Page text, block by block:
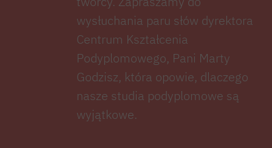
wysłuchania paru słów dyrektora
Centrum Kształcenia
Podyplomowego, Pani Marty
Godzisz, która opowie, dlaczego
nasze studia podyplomowe są
wyjątkowe.